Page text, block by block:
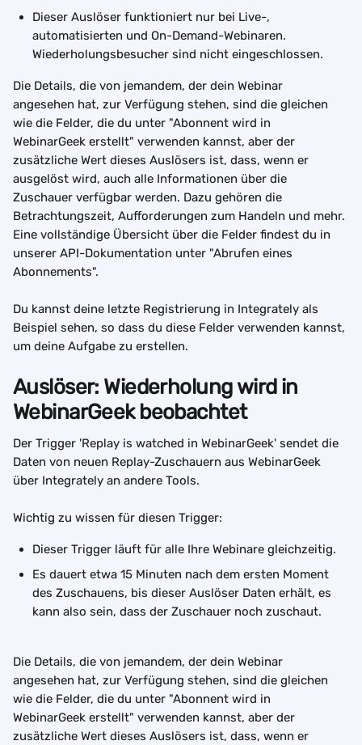
Dieser Auslöser funktioniert nur bei Live-,
automatisierten und On-Demand-Webinaren.
Wiederholungsbesucher sind nicht eingeschlossen.
Die Details, die von jemandem, der dein Webinar
angesehen hat, zur Verfügung stehen, sind die gleichen
wie die Felder, die du unter "Abonnent wird in
WebinarGeek erstellt" verwenden kannst, aber der
zusätzliche Wert dieses Auslösers ist, dass, wenn er
ausgelöst wird, auch alle Informationen über die
Zuschauer verfügbar werden. Dazu gehören die
Betrachtungszeit, Aufforderungen zum Handeln und mehr.
Eine vollständige Übersicht über die Felder findest du in
unserer API-Dokumentation unter "Abrufen eines
Abonnements".
Du kannst deine letzte Registrierung in Integrately als
Beispiel sehen, so dass du diese Felder verwenden kannst,
um deine Aufgabe zu erstellen.
Auslöser: Wiederholung wird in
WebinarGeek beobachtet
Der Trigger 'Replay is watched in WebinarGeek' sendet die
Daten von neuen Replay-Zuschauern aus WebinarGeek
über Integrately an andere Tools.
Wichtig zu wissen für diesen Trigger:
Dieser Trigger läuft für alle Ihre Webinare gleichzeitig.
Es dauert etwa 15 Minuten nach dem ersten Moment
des Zuschauens, bis dieser Auslöser Daten erhält, es
kann also sein, dass der Zuschauer noch zuschaut.
Die Details, die von jemandem, der dein Webinar
angesehen hat, zur Verfügung stehen, sind die gleichen
wie die Felder, die du unter "Abonnent wird in
WebinarGeek erstellt" verwenden kannst, aber der
zusätzliche Wert dieses Auslösers ist, dass, wenn er